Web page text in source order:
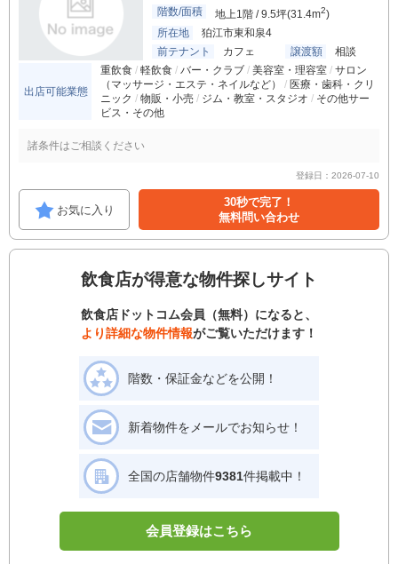
階数/面積
地上1階 / 9.5坪(31.4m2)
所在地
狛江市東和泉4
前テナント
カフェ 譲渡額 相談
出店可能業態
重飲食 軽飲食 バー・クラブ 美容室・理容室
サロン
（マッサージ・エステ・ネイルなど）
医療・歯科・クリ
ニック
物販・小売 ジム・教室・スタジオ
その他サー
ビス・その他
諸条件はご相談ください
登録日：2026-07-10
お気に入り
30秒で完了！
無料問い合わせ
飲食店が得意な物件探しサイト
飲食店ドットコム会員（無料）になると、
より詳細な物件情報がご覧いただけます！
階数・保証金などを公開！
新着物件をメールでお知らせ！
全国の店舗物件9381件掲載中！
会員登録はこちら